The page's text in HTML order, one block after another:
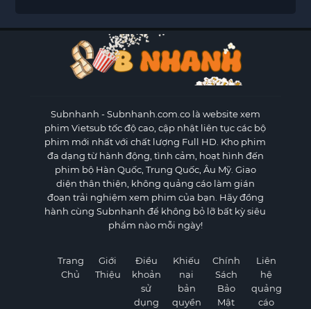
Subnhanh - Subnhanh.com.co là website xem
phim Vietsub tốc độ cao, cập nhật liên tục các bộ
phim mới nhất với chất lượng Full HD. Kho phim
đa dạng từ hành động, tình cảm, hoạt hình đến
phim bộ Hàn Quốc, Trung Quốc, Âu Mỹ. Giao
diện thân thiện, không quảng cáo làm gián
đoạn trải nghiệm xem phim của bạn. Hãy đồng
hành cùng Subnhanh để không bỏ lỡ bất kỳ siêu
phẩm nào mỗi ngày!
Trang
Chủ
Giới
Thiệu
Điều
khoản
sử
dụng
Khiếu
nại
bản
quyền
Chính
Sách
Bảo
Mật
Liên
hệ
quảng
cáo